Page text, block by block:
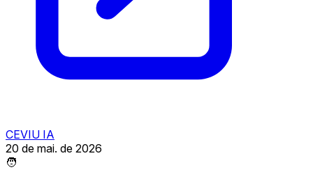
CEVIU IA
20 de mai. de 2026
🧑